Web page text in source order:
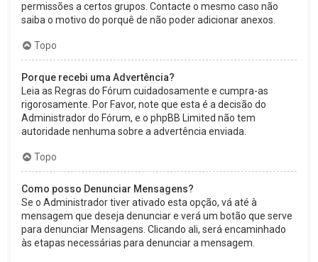
permissões a certos grupos. Contacte o mesmo caso não
saiba o motivo do porquê de não poder adicionar anexos.
Topo
Porque recebi uma Advertência?
Leia as Regras do Fórum cuidadosamente e cumpra-as
rigorosamente. Por Favor, note que esta é a decisão do
Administrador do Fórum, e o phpBB Limited não tem
autoridade nenhuma sobre a advertência enviada.
Topo
Como posso Denunciar Mensagens?
Se o Administrador tiver ativado esta opção, vá até à
mensagem que deseja denunciar e verá um botão que serve
para denunciar Mensagens. Clicando ali, será encaminhado
às etapas necessárias para denunciar a mensagem.